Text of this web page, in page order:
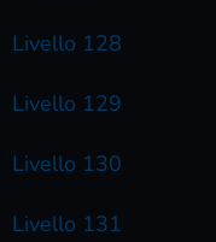
Livello 128
Livello 129
Livello 130
Livello 131